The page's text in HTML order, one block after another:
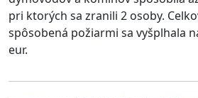
pri ktorých sa zranili 2 osoby.
spôsobená požiarmi sa vyšplhala
eur.